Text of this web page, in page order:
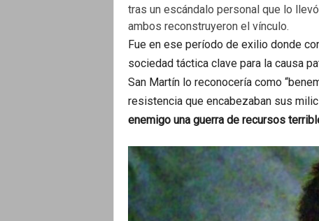
tras un escándalo personal que lo
ambos reconstruyeron el vínculo.
Fue en ese período de exilio donde
sociedad táctica clave para la causa
San Martín lo reconocería como
resistencia que encabezaban sus
enemigo una guerra de recursos